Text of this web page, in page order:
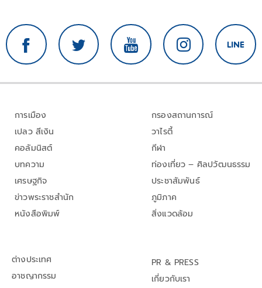
การเมือง
เปลว สีเงิน
คอลัมนิสต์
บทความ
เศรษฐกิจ
ข่าวพระราชสำนัก
หนังสือพิมพ์
กรองสถานการณ์
วาไรตี้
กีฬา
ท่องเที่ยว – ศิลปวัฒนธรรม
ประชาสัมพันธ์
ภูมิภาค
สิ่งแวดล้อม
ต่างประเทศ
อาชญากรรม
PR & PRESS
เกี่ยวกับเรา